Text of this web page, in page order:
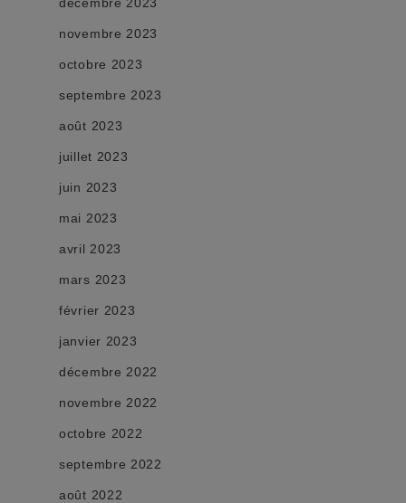
novembre 2023
octobre 2023
septembre 2023
août 2023
juillet 2023
juin 2023
mai 2023
avril 2023
mars 2023
février 2023
janvier 2023
décembre 2022
novembre 2022
octobre 2022
septembre 2022
août 2022